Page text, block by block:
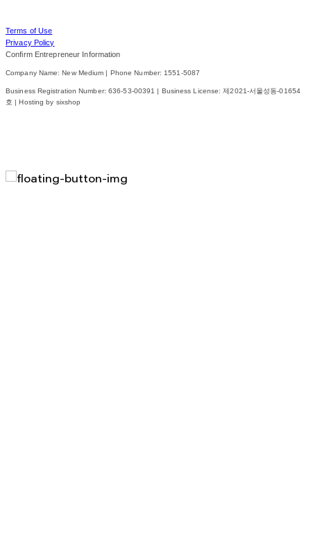
Terms of Use
Privacy Policy
Confirm Entrepreneur Information
Company Name: New Medium | Phone Number: 1551-5087
Business Registration Number: 636-53-00391 | Business License:제2021-서울성동-01654
호 | Hosting by sixshop